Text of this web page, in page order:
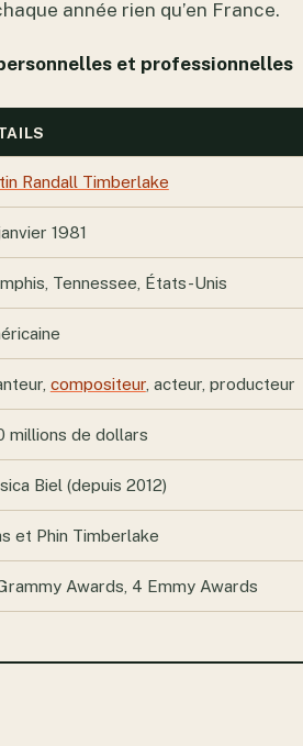
année rien qu’en France.
et professionnelles
Randall Timberlake
1981
Tennessee, États-Unis
compositeur, acteur, producteur
millions de dollars
Biel (depuis 2012)
et Phin Timberlake
Awards, 4 Emmy Awards